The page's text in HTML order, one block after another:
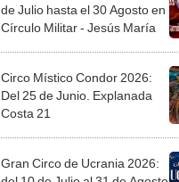
de Julio hasta el 30 Agosto en
Círculo Militar - Jesús María
Circo Místico Condor 2026:
Del 25 de Junio. Explanada
Costa 21
Gran Circo de Ucrania 2026: